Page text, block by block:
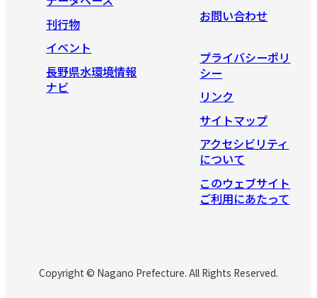
刊行物
イベント
長野県水環境情報
ナビ
お問い合わせ
プライバシーポリ
シー
リンク
サイトマップ
アクセシビリティ
について
このウェブサイト
ご利用にあたって
Copyright © Nagano Prefecture. All Rights Reserved.